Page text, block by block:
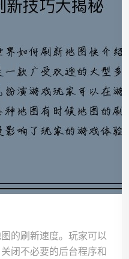
的刷新速度。玩家可以
闭不必要的后台程序和